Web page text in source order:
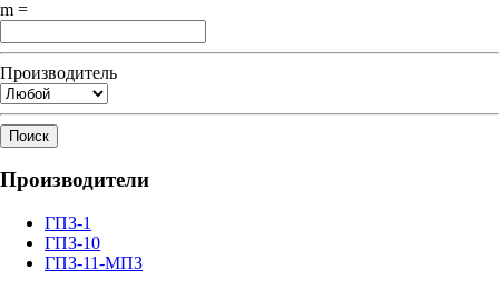
m =
Производитель
Поиск
Производители
ГПЗ-1
ГПЗ-10
ГПЗ-11-МПЗ